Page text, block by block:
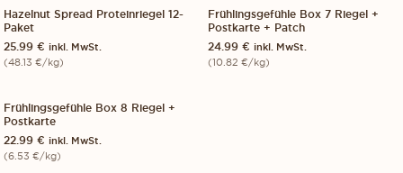
12-PACK
Hazelnut Spread Proteinriegel 12-
Paket
25.99 € inkl. MwSt.
(48.13 €/kg)
7-PACK NEU!
Frühlingsgefühle Box 7 Riegel +
Postkarte + Patch
24.99 € inkl. MwSt.
(10.82 €/kg)
8-PACK SOLD OUT
Frühlingsgefühle Box 8 Riegel +
Postkarte
22.99 € inkl. MwSt.
(6.53 €/kg)